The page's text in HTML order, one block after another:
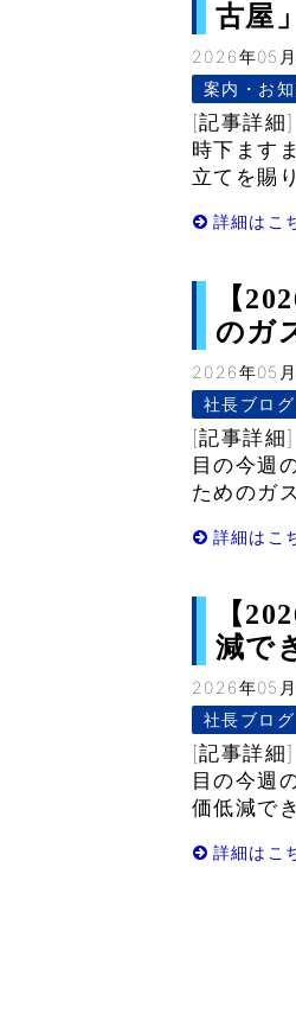
古屋
2026年05
案内・お
[記事詳
時下ます
立てを賜
詳細はこ
【
のガ
2026年05
社長ブログ
[記事詳
目の今週
ためのガ
詳細はこ
【
減で
2026年05
社長ブログ
[記事詳細
目の今週
価低減で
詳細はこ